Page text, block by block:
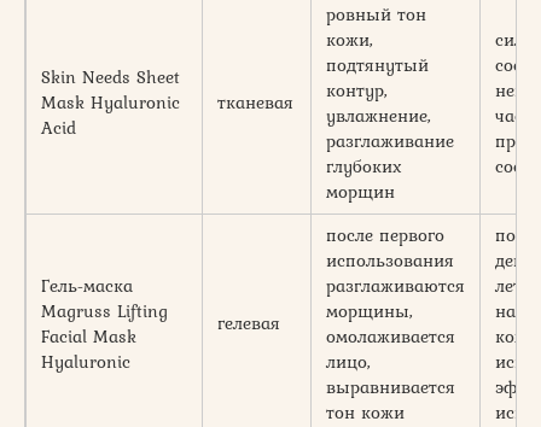
Skin Needs Sheet
Mask Hyaluronic
Acid
тканевая
ровный тон
кожи,
подтянутый
контур,
увлажнение,
разглаживание
глубоких
морщин
Гель-маска
Magruss Lifting
Facial Mask
Hyaluronic
гелевая
после первого
использования
разглаживаются
морщины,
омолаживается
лицо,
выравнивается
тон кожи
лет,
на
кожи